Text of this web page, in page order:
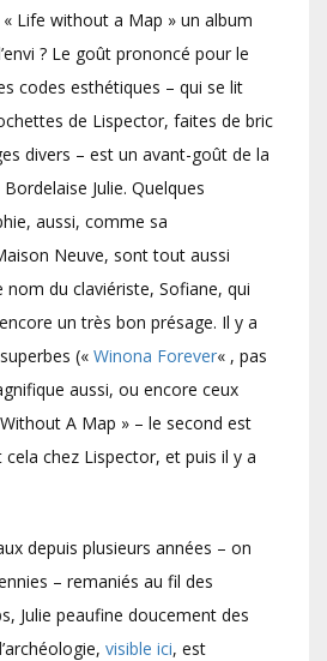
« Life without a Map » un album
? Le goût prononcé pour le
codes esthétiques – qui se lit
de Lispector, faites de bric
divers – est un avant-goût de la
Julie. Quelques
aussi, comme sa
Neuve, sont tout aussi
du claviériste, Sofiane, qui
un très bon présage. Il y a
(« Winona Forever« , pas
aussi, ou encore ceux
A Map » – le second est
chez Lispector, et puis il y a
depuis plusieurs années – on
– remaniés au fil des
Julie peaufine doucement des
visible ici, est